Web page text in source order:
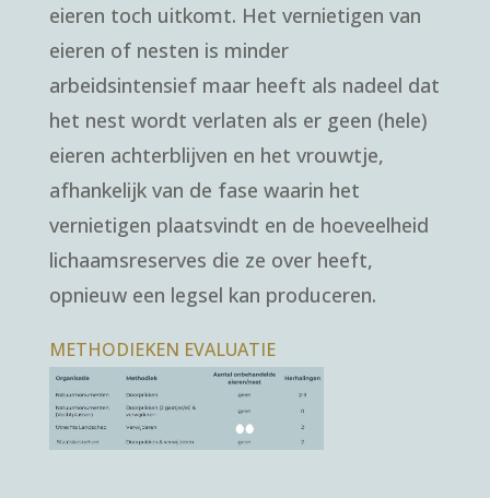
eieren toch uitkomt. Het vernietigen van
eieren of nesten is minder
arbeidsintensief maar heeft als nadeel dat
het nest wordt verlaten als er geen (hele)
eieren achterblijven en het vrouwtje,
afhankelijk van de fase waarin het
vernietigen plaatsvindt en de hoeveelheid
lichaamsreserves die ze over heeft,
opnieuw een legsel kan produceren.
METHODIEKEN EVALUATIE